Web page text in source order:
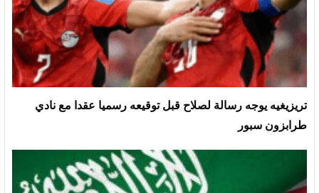
تريزيغيه يوجه رسالة لصلاح قبل توقيعه رسميا عقدا مع نادي
طرابزون سبور